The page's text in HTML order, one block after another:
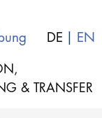
DE EN
& TRANSFER